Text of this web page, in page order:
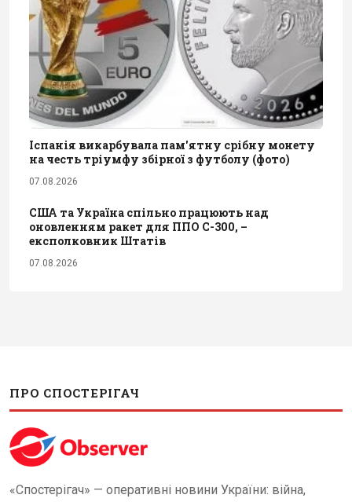
Іспанія викарбувала пам'ятну срібну монету
на честь тріумфу збірної з футболу (фото)
07.08.2026
США та Україна спільно працюють над
оновленням ракет для ППО С-300, –
експолковник Штатів
07.08.2026
ПРО СПОСТЕРІГАЧ
«Спостерігач» — оперативні новини України: війна,